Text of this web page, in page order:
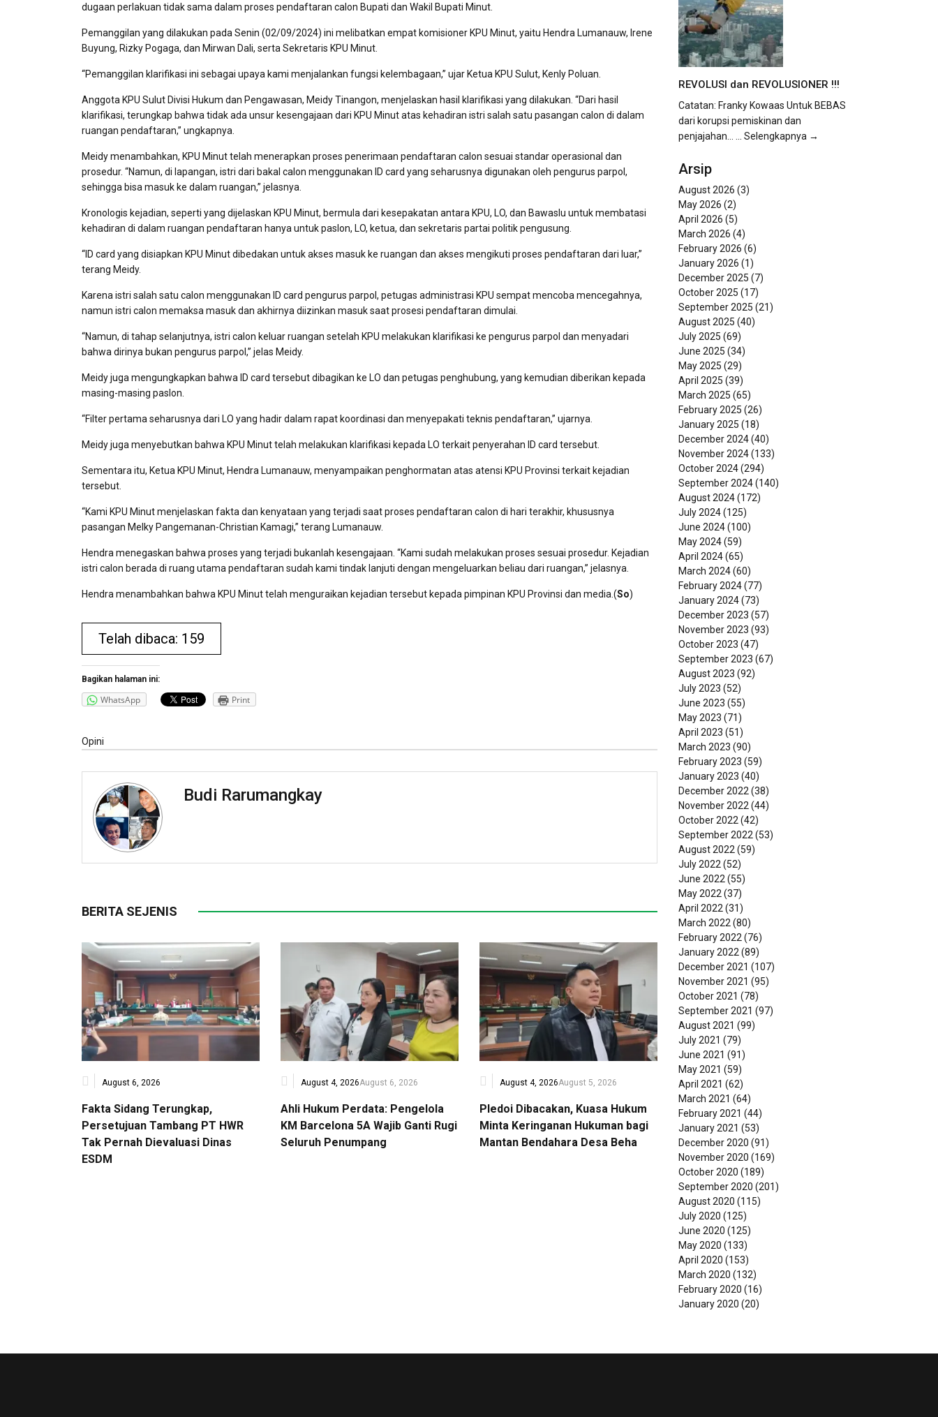
dugaan perlakuan tidak sama dalam proses pendaftaran calon Bupati dan Wakil Bupati Minut.
Pemanggilan yang dilakukan pada Senin (02/09/2024) ini melibatkan empat komisioner KPU Minut, yaitu Hendra Lumanauw, Irene
Buyung, Rizky Pogaga, dan Mirwan Dali, serta Sekretaris KPU Minut.
“Pemanggilan klarifikasi ini sebagai upaya kami menjalankan fungsi kelembagaan,” ujar Ketua KPU Sulut, Kenly Poluan.
Anggota KPU Sulut Divisi Hukum dan Pengawasan, Meidy Tinangon, menjelaskan hasil klarifikasi yang dilakukan. “Dari hasil
klarifikasi, terungkap bahwa tidak ada unsur kesengajaan dari KPU Minut atas kehadiran istri salah satu pasangan calon di dalam
ruangan pendaftaran,” ungkapnya.
Meidy menambahkan, KPU Minut telah menerapkan proses penerimaan pendaftaran calon sesuai standar operasional dan
prosedur. “Namun, di lapangan, istri dari bakal calon menggunakan ID card yang seharusnya digunakan oleh pengurus parpol,
sehingga bisa masuk ke dalam ruangan,” jelasnya.
Kronologis kejadian, seperti yang dijelaskan KPU Minut, bermula dari kesepakatan antara KPU, LO, dan Bawaslu untuk membatasi
kehadiran di dalam ruangan pendaftaran hanya untuk paslon, LO, ketua, dan sekretaris partai politik pengusung.
“ID card yang disiapkan KPU Minut dibedakan untuk akses masuk ke ruangan dan akses mengikuti proses pendaftaran dari luar,”
terang Meidy.
Karena istri salah satu calon menggunakan ID card pengurus parpol, petugas administrasi KPU sempat mencoba mencegahnya,
namun istri calon memaksa masuk dan akhirnya diizinkan masuk saat prosesi pendaftaran dimulai.
“Namun, di tahap selanjutnya, istri calon keluar ruangan setelah KPU melakukan klarifikasi ke pengurus parpol dan menyadari
bahwa dirinya bukan pengurus parpol,” jelas Meidy.
Meidy juga mengungkapkan bahwa ID card tersebut dibagikan ke LO dan petugas penghubung, yang kemudian diberikan kepada
masing-masing paslon.
“Filter pertama seharusnya dari LO yang hadir dalam rapat koordinasi dan menyepakati teknis pendaftaran,” ujarnya.
Meidy juga menyebutkan bahwa KPU Minut telah melakukan klarifikasi kepada LO terkait penyerahan ID card tersebut.
Sementara itu, Ketua KPU Minut, Hendra Lumanauw, menyampaikan penghormatan atas atensi KPU Provinsi terkait kejadian
tersebut.
“Kami KPU Minut menjelaskan fakta dan kenyataan yang terjadi saat proses pendaftaran calon di hari terakhir, khususnya
pasangan Melky Pangemanan-Christian Kamagi,” terang Lumanauw.
Hendra menegaskan bahwa proses yang terjadi bukanlah kesengajaan. “Kami sudah melakukan proses sesuai prosedur. Kejadian
istri calon berada di ruang utama pendaftaran sudah kami tindak lanjuti dengan mengeluarkan beliau dari ruangan,” jelasnya.
Hendra menambahkan bahwa KPU Minut telah menguraikan kejadian tersebut kepada pimpinan KPU Provinsi dan media.(So)
Telah dibaca: 159
Bagikan halaman ini:
WhatsApp Print
Opini
Budi Rarumangkay
BERITA SEJENIS
August 6, 2026
Fakta Sidang Terungkap,
Persetujuan Tambang PT HWR
Tak Pernah Dievaluasi Dinas
ESDM
August 4, 2026August 6, 2026
Ahli Hukum Perdata: Pengelola
KM Barcelona 5A Wajib Ganti Rugi
Seluruh Penumpang
August 4, 2026August 5, 2026
Pledoi Dibacakan, Kuasa Hukum
Minta Keringanan Hukuman bagi
Mantan Bendahara Desa Beha
REVOLUSI dan REVOLUSIONER !!!
Catatan: Franky Kowaas Untuk BEBAS
dari korupsi pemiskinan dan
penjajahan...
... Selengkapnya →
Arsip
August 2026 (3)
May 2026 (2)
April 2026 (5)
March 2026 (4)
February 2026 (6)
January 2026 (1)
December 2025 (7)
October 2025 (17)
September 2025 (21)
August 2025 (40)
July 2025 (69)
June 2025 (34)
May 2025 (29)
April 2025 (39)
March 2025 (65)
February 2025 (26)
January 2025 (18)
December 2024(40)
November 2024(133)
October 2024(294)
September 2024(140)
August 2024(172)
July 2024(125)
June 2024(100)
May 2024(59)
April 2024(65)
March 2024(60)
February 2024(77)
January 2024(73)
December 2023 (57)
November 2023 (93)
October 2023 (47)
September 2023 (67)
August 2023 (92)
July 2023 (52)
June 2023 (55)
May 2023 (71)
April 2023 (51)
March 2023 (90)
February 2023 (59)
January 2023 (40)
December 2022 (38)
November 2022 (44)
October 2022 (42)
September 2022 (53)
August 2022 (59)
July 2022 (52)
June 2022 (55)
May 2022 (37)
April 2022 (31)
March 2022 (80)
February 2022 (76)
January 2022 (89)
December 2021 (107)
November 2021 (95)
October 2021 (78)
September 2021 (97)
August 2021 (99)
July 2021 (79)
June 2021 (91)
May 2021 (59)
April 2021 (62)
March 2021 (64)
February 2021 (44)
January 2021 (53)
December 2020 (91)
November 2020 (169)
October 2020 (189)
September 2020 (201)
August 2020 (115)
July 2020 (125)
June 2020 (125)
May 2020 (133)
April 2020 (153)
March 2020 (132)
February 2020 (16)
January 2020 (20)